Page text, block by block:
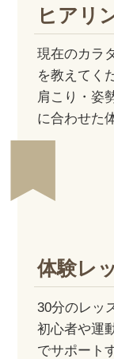
ヒアリ
現在のカラ
を教えてく
肩こり・姿
に合わせた
体験レ
30分のレッ
初心者や運
でサポート